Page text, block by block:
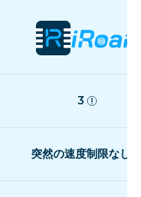
3
突然の速度制限なし